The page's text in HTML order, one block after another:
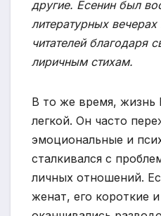
другие. Есенин был
литературных
читателей благодаря
лиричным стихам.
В то же время, жизнь
легкой. Он часто
эмоциональные и
сталкивался с
личных отношений.
женат, его короткие